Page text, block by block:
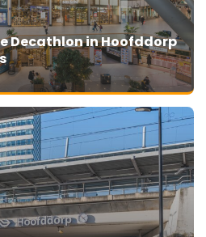
Decathlon in Hoofddorp